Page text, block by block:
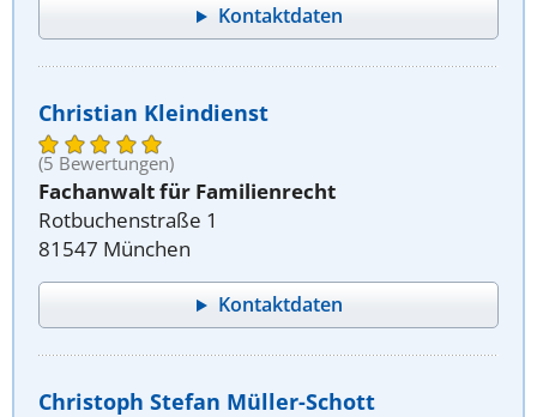
Kontaktdaten
Christian Kleindienst
(5 Bewertungen)
Fachanwalt für Familienrecht
Rotbuchenstraße 1
81547 München
Kontaktdaten
Christoph Stefan Müller-Schott